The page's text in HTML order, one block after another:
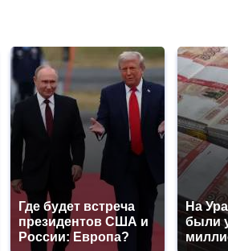
Где будет встреча
президентов США и
России: Европа?
На
были